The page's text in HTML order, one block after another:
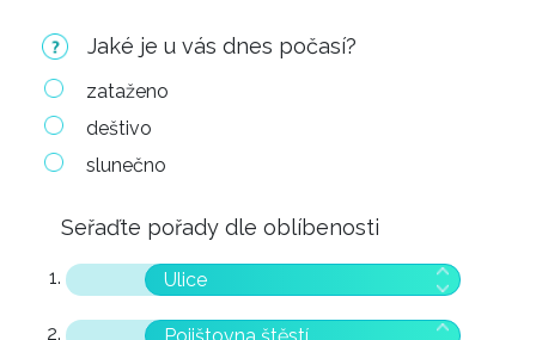
Jaké je u vás dnes počasí?
zataženo
deštivo
slunečno
Seřaďte pořady dle oblíbenosti
Ulice